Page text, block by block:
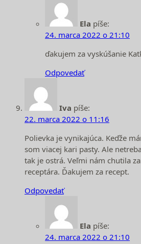
Ela píše:
24. marca 2022 o 21:10
ďakujem za vyskúšanie
Odpovedať
Iva píše:
22. marca 2022 o 11:16
Polievka je vynikajúca. Keďže
som viacej kari pasty. Ale
tak je ostrá. Veľmi nám chutila
receptára. Ďakujem za recept.
Odpovedať
Ela píše:
24. marca 2022 o 21:10